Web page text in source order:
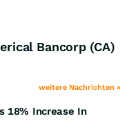
Bancorp (CA)
weitere Nachrichten »
18% Increase In